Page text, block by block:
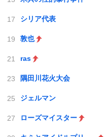
シリア代表
敦也
ras
隅田川花火大会
ジェルマン
ローズマイスター